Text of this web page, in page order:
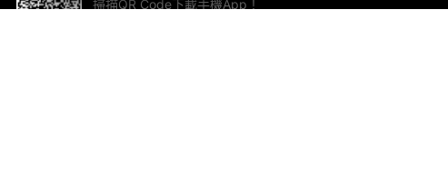
掃描QR Code下載手機App！